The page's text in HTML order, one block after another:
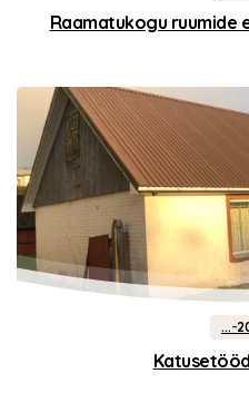
Raamatukogu ruumide
...-